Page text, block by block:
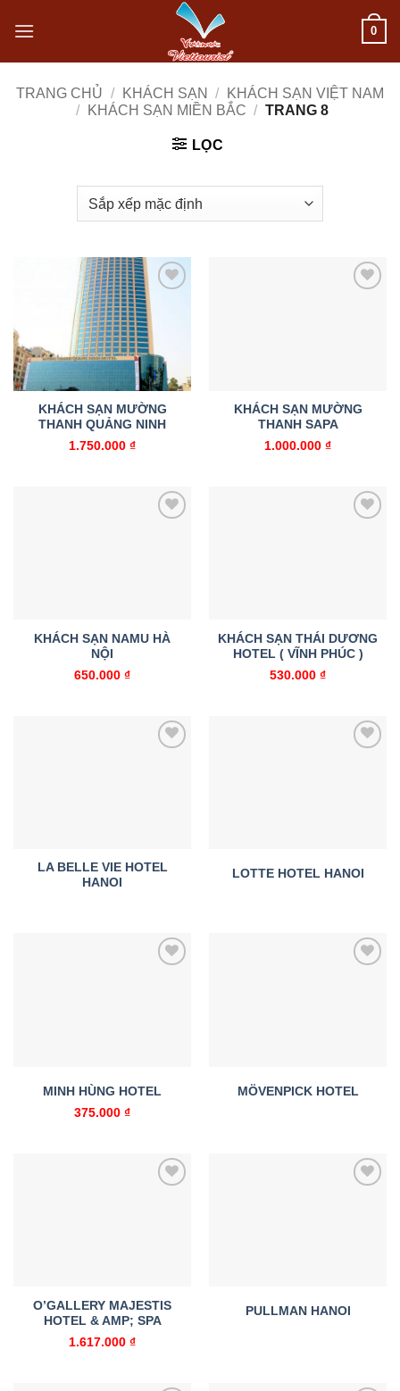
nội
0
TRANG CHỦ / KHÁCH SẠN /
KHÁCH SẠN VIỆT NAM
/
KHÁCH SẠN MIỀN BẮC / TRANG 8
LỌC
Add to
wishlist
KHÁCH SẠN MƯỜNG
THANH QUẢNG NINH
1.750.000 ₫
KHÁCH SẠN MƯỜNG
THANH SAPA
1.000.000 ₫
KHÁCH SẠN NAMU HÀ
NỘI
650.000 ₫
KHÁCH SẠN THÁI DƯƠNG
HOTEL ( VĨNH PHÚC )
530.000 ₫
LA BELLE VIE HOTEL
HANOI
LOTTE HOTEL HANOI
MINH HÙNG HOTEL
375.000 ₫
MÖVENPICK HOTEL
O’GALLERY MAJESTIS
HOTEL & AMP; SPA
1.617.000 ₫
PULLMAN HANOI